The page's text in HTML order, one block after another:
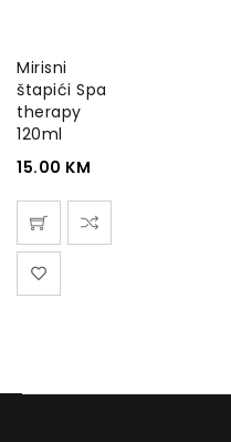
Mirisni
štapići Spa
therapy
120ml
15.00 KM